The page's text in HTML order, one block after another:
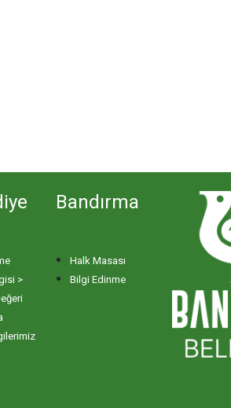
>
Bandırma
Halk Masası
Bilgi Edinme